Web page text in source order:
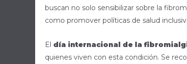
buscan no solo sensibilizar sobre la
como promover políticas de salud
El día internacional de la
quienes viven con esta condición. Se